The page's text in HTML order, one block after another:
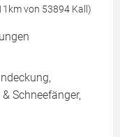
von 53894 Kall)
Schneefänger,